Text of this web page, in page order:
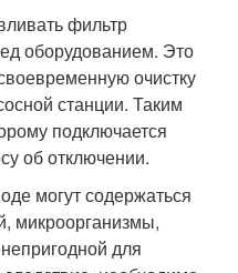
фильтр
оборудованием. Это
очистку
станции. Таким
подключается
об отключении.
могут содержаться
микроорганизмы,
для